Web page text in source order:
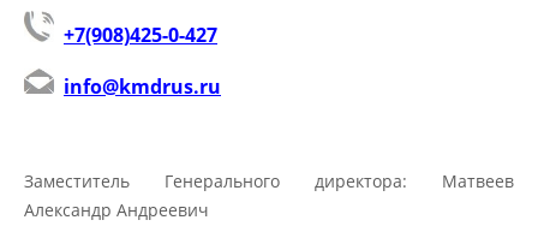
+7(908)425-0-427
info@kmdrus.ru
Заместитель Генерального директора: Матвеев
Александр Андреевич